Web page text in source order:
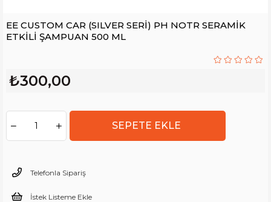
EE CUSTOM CAR (SILVER SERİ) PH NOTR SERAMİK
ETKİLİ ŞAMPUAN 500 ML
₺300,00
Telefonla Sipariş
İstek Listeme Ekle